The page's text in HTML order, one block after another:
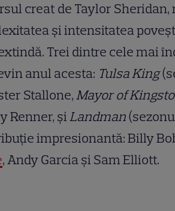
creat de Taylor
și intensitatea
Trei dintre cele mai
anul acesta: Tulsa King
Stallone,Mayor of
Renner, șiLandman
impresionantă: Billy
, Andy Garcia și Sam Elliott.